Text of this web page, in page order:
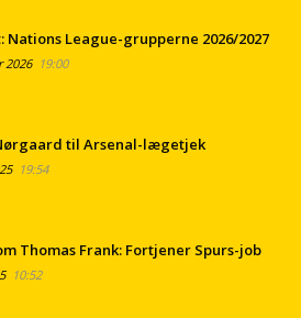
Nations League-grupperne 2026/2027
202619:00
til Arsenal-lægetjek
19:54
Thomas Frank: Fortjener Spurs-job
10:52